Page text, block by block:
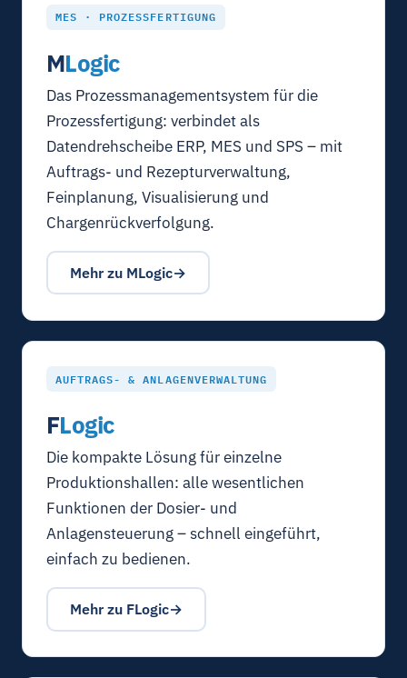
MES · PROZESSFERTIGUNG
MLogic
Das Prozessmanagementsystem für die
Prozessfertigung: verbindet als
Datendrehscheibe ERP, MES und SPS – mit
Auftrags- und Rezepturverwaltung,
Feinplanung, Visualisierung und
Chargenrückverfolgung.
Mehr zu MLogic
AUFTRAGS- & ANLAGENVERWALTUNG
FLogic
Die kompakte Lösung für einzelne
Produktionshallen: alle wesentlichen
Funktionen der Dosier- und
Anlagensteuerung – schnell eingeführt,
einfach zu bedienen.
Mehr zu FLogic